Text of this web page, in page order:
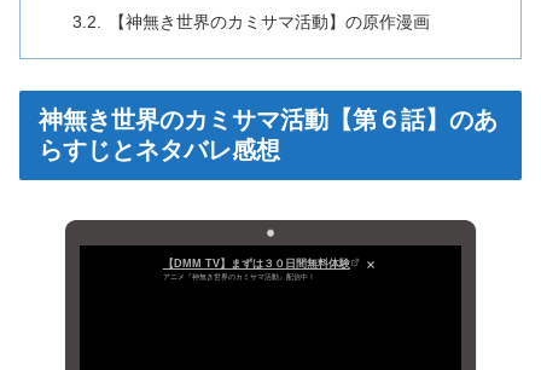
【神無き世界のカミサマ活動】の原作漫画
神無き世界のカミサマ活動【第６話】のあ
らすじとネタバレ感想
【DMM TV】まずは３０日間無料体験
アニメ『神無き世界のカミサマ活動』配信中！